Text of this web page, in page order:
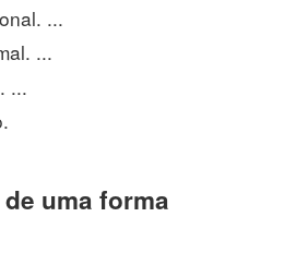
...
...
...
uma forma